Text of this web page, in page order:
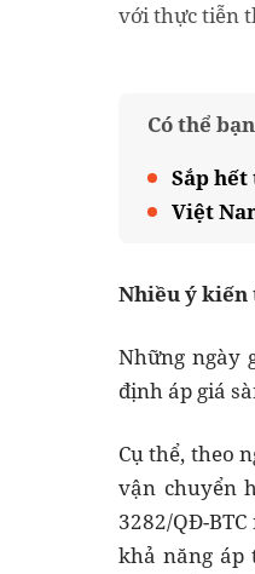
với thực tiễn
Có thể
Sắp
Việt
Nhiều ý kiến
Những ngày
định áp giá
Cụ thể, theo
vận chuyển
3282/QĐ-
khả năng áp